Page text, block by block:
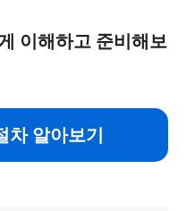
이해하고 준비해보
차 알아보기